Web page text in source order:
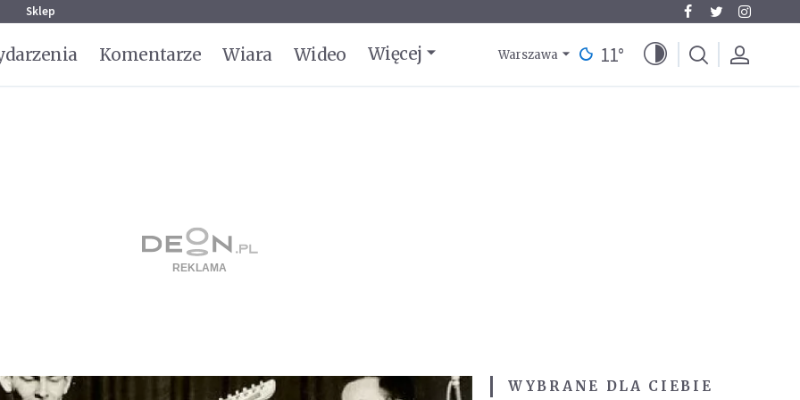
Sklep
Komentarze Wiara Wideo Więcej Warszawa 11°
WYBRANE DLA CIEBIE